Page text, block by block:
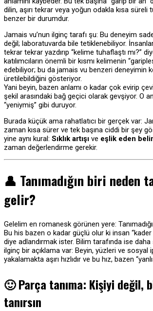
dilin, aşırı tekrar veya yoğun odakla kısa süreli
benzer bir durumdur.
Jamais vu’nun ilginç tarafı şu: Bu deneyim
değil; laboratuvarda bile tetiklenebiliyor.
tekrar tekrar yazdırıp “kelime tuhaflaştı mı?”
katılımcıların önemli bir kısmı kelimenin
edebiliyor; bu da jamais vu benzeri deneyimin
üretilebildiğini gösteriyor.
Yani beyin, bazen anlamı o kadar çok evirip
şekil arasındaki bağ geçici olarak gevşiyor. O
“yeniymiş” gibi duruyor.
Burada küçük ama rahatlatıcı bir gerçek var:
zaman kısa sürer ve tek başına ciddi bir şey
yine aynı kural: Sıklık artışı ve eşlik eden
zaman değerlendirme gerekir.
👤 Tanımadığın biri neden
gelir?
Gelelim en romanesk görünen yere:
Bu his bazen o kadar güçlü olur ki insan “kader
diye adlandırmak ister. Bilim tarafında ise
ilginç bir açıklama var: Beyin, yüzleri ve sosyal
yakalamakta aşırı hızlıdır ve bu hız, bazen
🙂Parça tanıma: Kişiyi değil,
tanırsın